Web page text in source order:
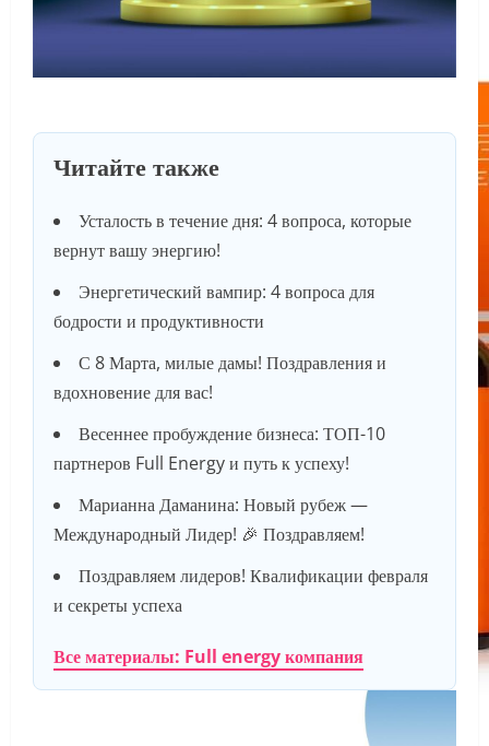
Читайте также
Усталость в течение дня: 4 вопроса, которые
вернут вашу энергию!
Энергетический вампир: 4 вопроса для
бодрости и продуктивности
С 8 Марта, милые дамы! Поздравления и
вдохновение для вас!
Весеннее пробуждение бизнеса: ТОП-10
партнеров Full Energy и путь к успеху!
Марианна Даманина: Новый рубеж —
Международный Лидер! 🎉 Поздравляем!
Поздравляем лидеров! Квалификации февраля
и секреты успеха
Все материалы: Full energy компания